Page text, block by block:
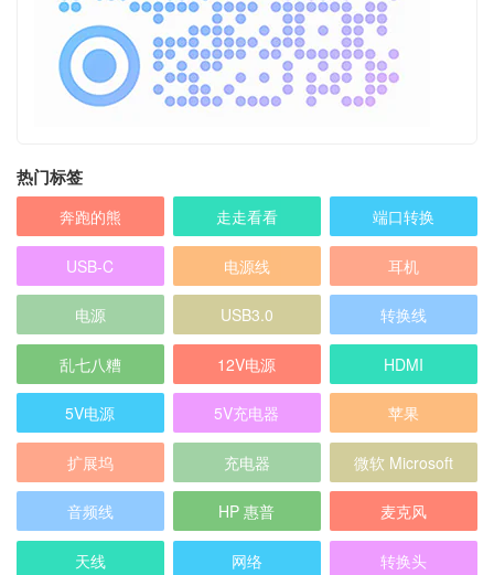
热门标签
奔跑的熊 走走看看 端口转换
USB-C 电源线 耳机
电源 USB3.0 转换线
乱七八糟 12V电源 HDMI
5V电源 5V充电器 苹果
扩展坞 充电器 微软 Microsoft
音频线 HP 惠普 麦克风
天线 网络 转换头